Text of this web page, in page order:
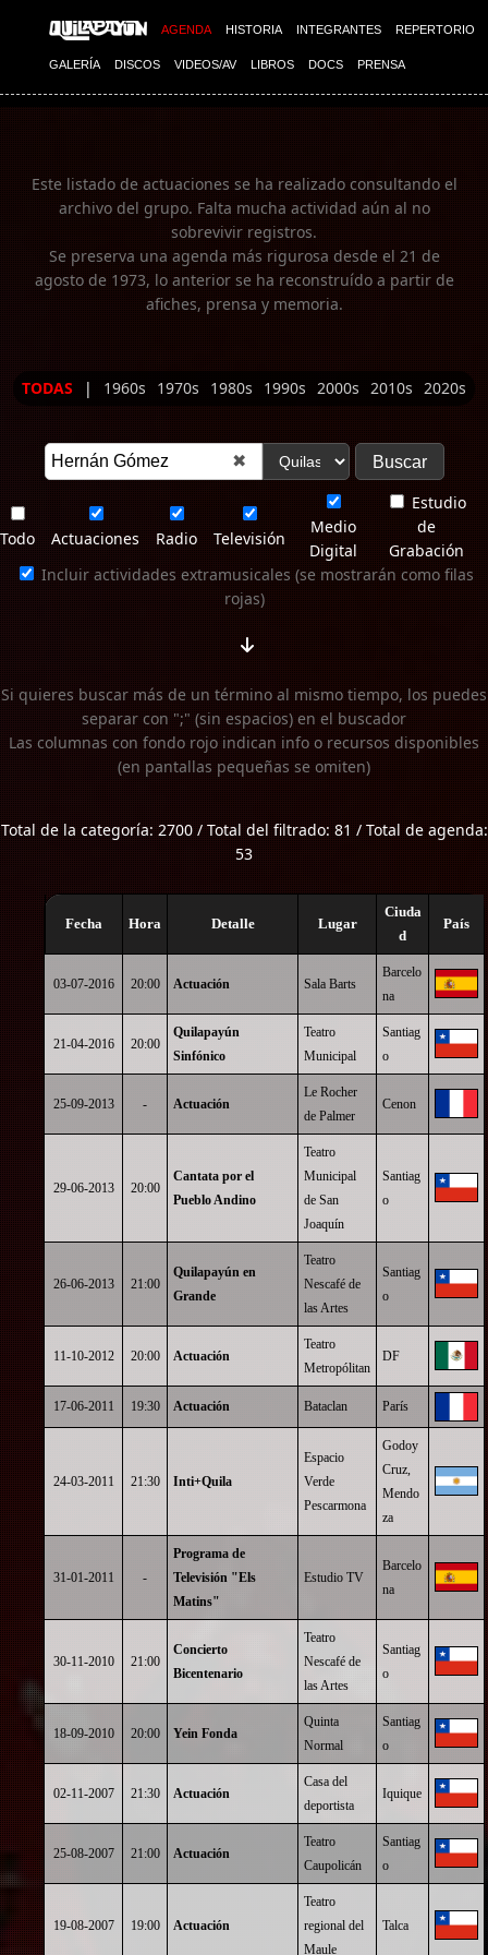
AGENDA HISTORIA INTEGRANTES REPERTORIO
GALERÍA DISCOS VIDEOS/AV LIBROS DOCS PRENSA
Imagen 01
Este listado de actuaciones se ha realizado consultando el
archivo del grupo. Falta mucha actividad aún al no
sobrevivir registros.
Se preserva una agenda más rigurosa desde el 21 de
agosto de 1973, lo anterior se ha reconstruído a partir de
afiches, prensa y memoria.
TODAS | 1960s 1970s 1980s 1990s 2000s 2010s 2020s
✖
Todo Actuaciones Radio Televisión
Medio
Digital
Estudio
de
Grabación
Incluir actividades extramusicales (se mostrarán como filas
rojas)
Si quieres buscar más de un término al mismo tiempo, los puedes
separar con ";" (sin espacios) en el buscador
Las columnas con fondo rojo indican info o recursos disponibles
(en pantallas pequeñas se omiten)
Total de la categoría: 2700 / Total del filtrado: 81 / Total de agenda:
53
Fecha Hora Detalle Lugar
Ciuda
d
País
03-07-2016 20:00 Actuación Sala Barts
Barcelo
na
21-04-2016 20:00
Quilapayún
Sinfónico
Teatro
Municipal
Santiag
o
25-09-2013 - Actuación
Le Rocher
de Palmer
Cenon
29-06-2013 20:00
Cantata por el
Pueblo Andino
Teatro
Municipal
de San
Joaquín
Santiag
o
26-06-2013 21:00
Quilapayún en
Grande
Teatro
Nescafé de
las Artes
Santiag
o
11-10-2012 20:00 Actuación
Teatro
Metropólitan
DF
17-06-2011 19:30 Actuación Bataclan París
24-03-2011 21:30 Inti+Quila
Espacio
Verde
Pescarmona
Godoy
Cruz,
Mendo
za
31-01-2011 -
Programa de
Televisión "Els
Matins"
Estudio TV
Barcelo
na
30-11-2010 21:00
Concierto
Bicentenario
Teatro
Nescafé de
las Artes
Santiag
o
18-09-2010 20:00 Yein Fonda
Quinta
Normal
Santiag
o
02-11-2007 21:30 Actuación
Casa del
deportista
Iquique
25-08-2007 21:00 Actuación
Teatro
Caupolicán
Santiag
o
19-08-2007 19:00 Actuación
Teatro
regional del
Maule
Talca